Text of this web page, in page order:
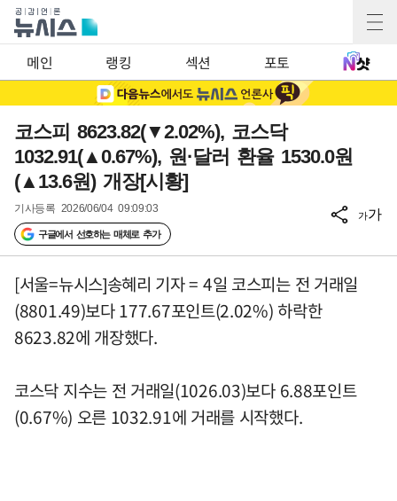
메인 랭킹 섹션 포토
코스피 8623.82(▼2.02%), 코스닥
1032.91(▲0.67%), 원·달러 환율 1530.0원
(▲13.6원) 개장[시황]
기사등록 2026/06/04 09:09:03
구글에서 선호하는 매체로 추가
가가
[서울=뉴시스]송혜리 기자 = 4일 코스피는 전 거래일
(8801.49)보다 177.67포인트(2.02%) 하락한
8623.82에 개장했다.
코스닥 지수는 전 거래일(1026.03)보다 6.88포인트
(0.67%) 오른 1032.91에 거래를 시작했다.